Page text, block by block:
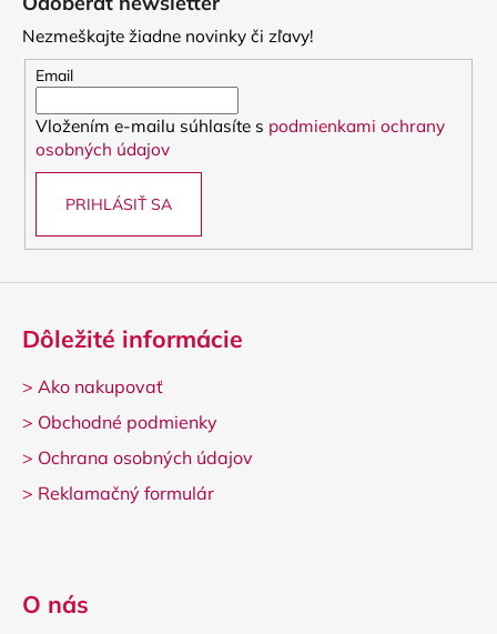
Nezmeškajte žiadne novinky či zľavy!
Email
Vložením e-mailu súhlasíte s podmienkami ochrany
osobných údajov
PRIHLÁSIŤ SA
Dôležité informácie
> Ako nakupovať
> Obchodné podmienky
> Ochrana osobných údajov
> Reklamačný formulár
O nás